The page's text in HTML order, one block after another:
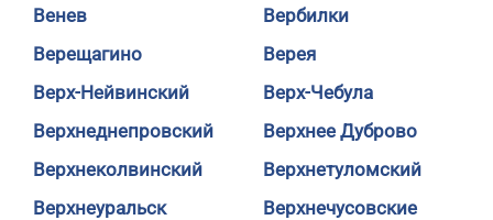
Венев
Вербилки
Верещагино
Верея
Верх-Нейвинский
Верх-Чебула
Верхнеднепровский
Верхнее Дуброво
Верхнеколвинский
Верхнетуломский
Верхнеуральск
Верхнечусовские